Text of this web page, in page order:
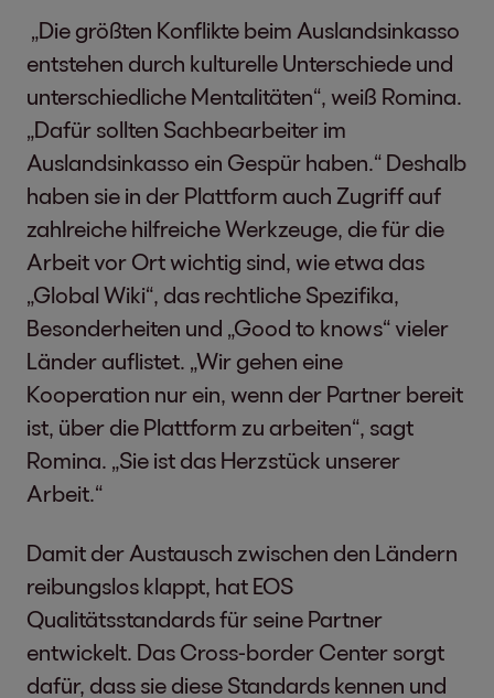
„Die größten Konflikte beim Auslandsinkasso
entstehen durch kulturelle Unterschiede und
unterschiedliche Mentalitäten“, weiß Romina.
„Dafür sollten Sachbearbeiter im
Auslandsinkasso ein Gespür haben.“ Deshalb
haben sie in der Plattform auch Zugriff auf
zahlreiche hilfreiche Werkzeuge, die für die
Arbeit vor Ort wichtig sind, wie etwa das
„Global Wiki“, das rechtliche Spezifika,
Besonderheiten und „Good to knows“ vieler
Länder auflistet. „Wir gehen eine
Kooperation nur ein, wenn der Partner bereit
ist, über die Plattform zu arbeiten“, sagt
Romina. „Sie ist das Herzstück unserer
Arbeit.“
Damit der Austausch zwischen den Ländern
reibungslos klappt, hat EOS
Qualitätsstandards für seine Partner
entwickelt. Das Cross-border Center sorgt
dafür, dass sie diese Standards kennen und